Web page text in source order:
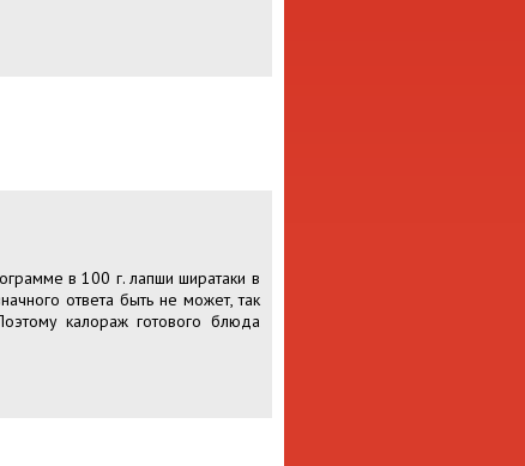
в 100 г. лапши ширатаки в
ответа быть не может, так
калораж готового блюда